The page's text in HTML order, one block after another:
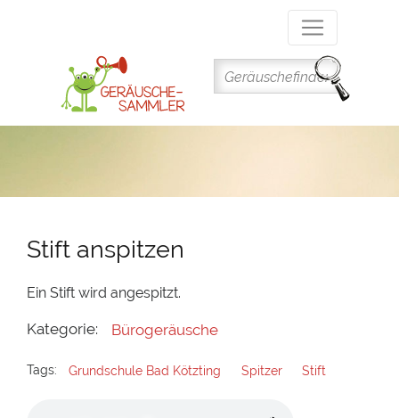
Inhalt
Stift anspitzen
Ein Stift wird angespitzt.
Kategorie: Bürogeräusche
Tags: Grundschule Bad Kötzting Spitzer Stift